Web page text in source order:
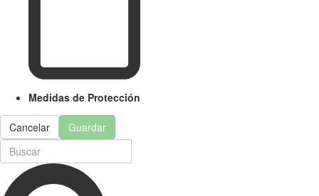
Medidas de Protección
Cancelar Guardar